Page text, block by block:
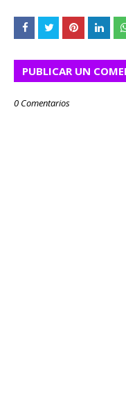
PUBLICAR UN
0 Comentarios